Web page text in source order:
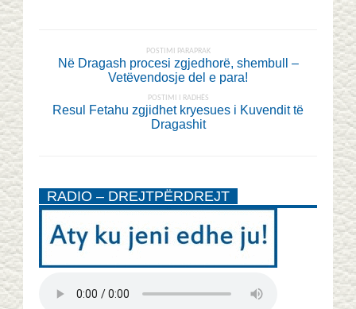
POSTIMI PARAPRAK
Në Dragash procesi zgjedhorë, shembull –
Vetëvendosje del e para!
POSTIMI I RADHËS
Resul Fetahu zgjidhet kryesues i Kuvendit të
Dragashit
RADIO – DREJTPËRDREJT